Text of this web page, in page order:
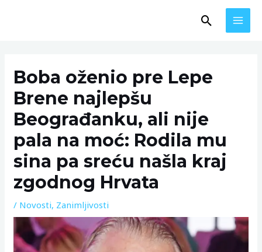
Search
Boba oženio pre Lepe
Brene najlepšu
Beograđanku, ali nije
pala na moć: Rodila mu
sina pa sreću našla kraj
zgodnog Hrvata
/ Novosti, Zanimljivosti